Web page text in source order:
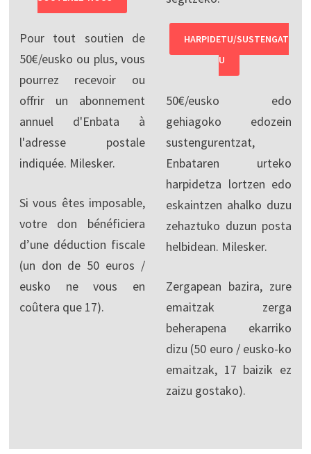
Pour tout soutien de
50€/eusko ou plus, vous
pourrez recevoir ou
offrir un abonnement
annuel d'Enbata à
l'adresse postale
indiquée. Milesker.
Si vous êtes imposable,
votre don bénéficiera
d’une déduction fiscale
(un don de 50 euros /
eusko ne vous en
coûtera que 17).
HARPIDETU/SUSTENGAT
U
50€/eusko edo
gehiagoko edozein
sustengurentzat,
Enbataren urteko
harpidetza lortzen edo
eskaintzen ahalko duzu
zehaztuko duzun posta
helbidean. Milesker.
Zergapean bazira, zure
emaitzak zerga
beherapena ekarriko
dizu (50 euro / eusko-ko
emaitzak, 17 baizik ez
zaizu gostako).